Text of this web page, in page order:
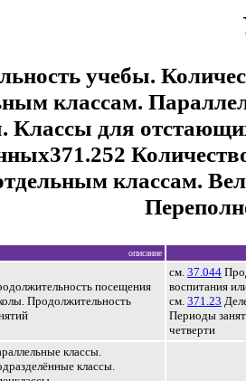
учебы.
классам.
Классы для
классам.
описание
посещения
Продолжительность
см. 37.044
воспитания
см. 371.23
Периоды
четверти
классы.
классы.